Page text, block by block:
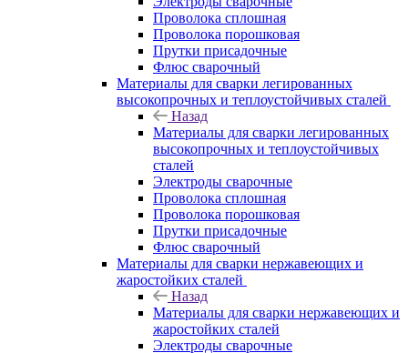
Проволока сплошная
Проволока порошковая
Прутки присадочные
Флюс сварочный
Материалы для сварки легированных
высокопрочных и теплоустойчивых сталей
Назад
Материалы для сварки легированных
высокопрочных и теплоустойчивых
сталей
Электроды сварочные
Проволока сплошная
Проволока порошковая
Прутки присадочные
Флюс сварочный
Материалы для сварки нержавеющих и
жаростойких сталей
Назад
Материалы для сварки нержавеющих и
жаростойких сталей
Электроды сварочные